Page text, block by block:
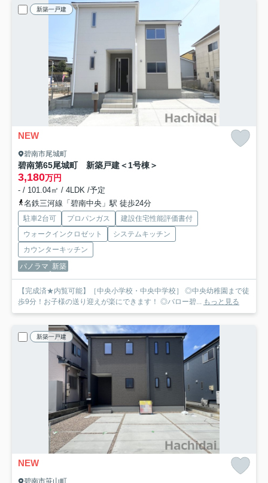
新築一戸建
NEW
碧南市尾城町
碧南第65尾城町 新築戸建＜1号棟＞
3,180万円
- / 101.04㎡ / 4LDK /予定
名鉄三河線「碧南中央」駅 徒歩24分
駐車2台可 プロパンガス
建設住宅性能評価書付
ウォークインクロゼット
システムキッチン
カウンターキッチン
パノラマ 新築
【完成済★内覧可能】［中央小学校・中央中学校］ ◎中央幼稚園まで徒
歩9分！お子様の送り迎えが楽にできます！ ◎バロー碧... もっと見る
新築一戸建
NEW